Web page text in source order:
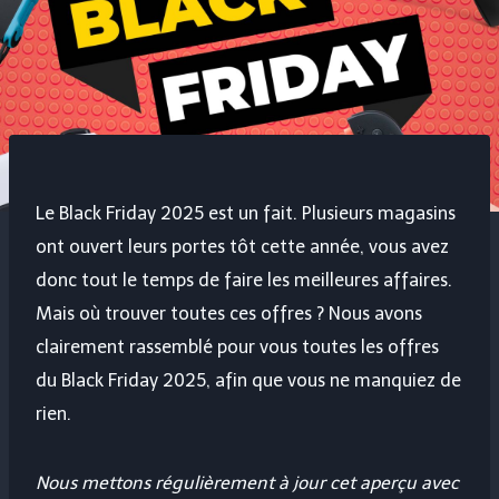
Le Black Friday 2025 est un fait. Plusieurs magasins
ont ouvert leurs portes tôt cette année, vous avez
donc tout le temps de faire les meilleures affaires.
Mais où trouver toutes ces offres ? Nous avons
clairement rassemblé pour vous toutes les offres
du Black Friday 2025, afin que vous ne manquiez de
rien.
Nous mettons régulièrement à jour cet aperçu avec